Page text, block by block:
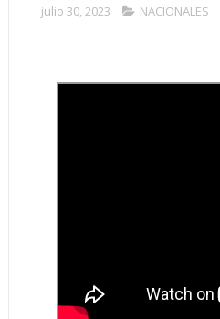
julio 30, 2023 NACIONALES